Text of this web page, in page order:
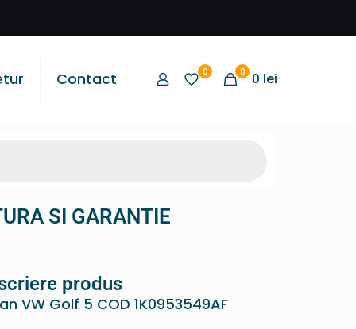
Contact 0 0 0 lei
SI GARANTIE
produs
VW Golf 5 COD 1K0953549AF